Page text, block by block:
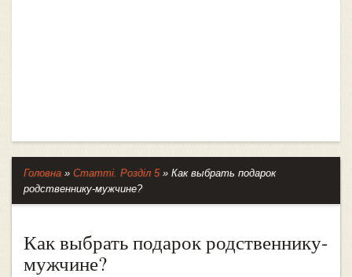
Головна » Статті. Розділ 5 » Как выбрать подарок
родственнику-мужчине?
Как выбрать подарок родственнику-
мужчине?